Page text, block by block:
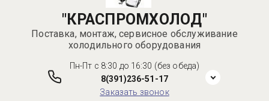
"КРАСПРОМХОЛОД"
Поставка, монтаж, сервисное обслуживание
холодильного оборудования
Пн-Пт с 8:30 до 16:30 (без обеда)
8(391)236-51-17
Заказать звонок